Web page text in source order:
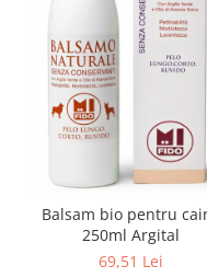
Balsam bio pentru
250ml Argital
69,51 Lei